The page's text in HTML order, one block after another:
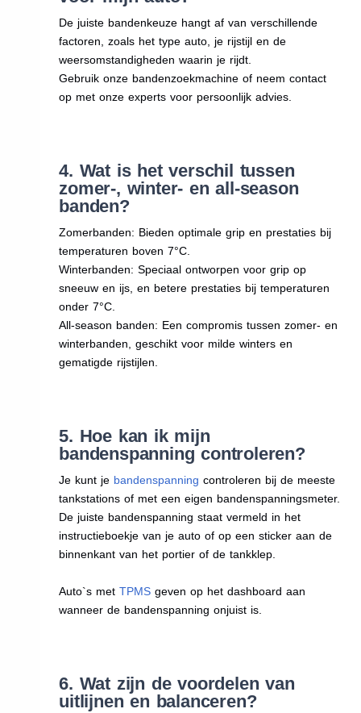
De juiste bandenkeuze hangt af van verschillende
factoren, zoals het type auto, je rijstijl en de
weersomstandigheden waarin je rijdt.
Gebruik onze bandenzoekmachine of neem contact
op met onze experts voor persoonlijk advies.
4. Wat is het verschil tussen
zomer-, winter- en all-season
banden?
Zomerbanden: Bieden optimale grip en prestaties bij
temperaturen boven 7°C.
Winterbanden: Speciaal ontworpen voor grip op
sneeuw en ijs, en betere prestaties bij temperaturen
onder 7°C.
All-season banden: Een compromis tussen zomer- en
winterbanden, geschikt voor milde winters en
gematigde rijstijlen.
5. Hoe kan ik mijn
bandenspanning controleren?
Je kunt je bandenspanning controleren bij de meeste
tankstations of met een eigen bandenspanningsmeter.
De juiste bandenspanning staat vermeld in het
instructieboekje van je auto of op een sticker aan de
binnenkant van het portier of de tankklep.
Auto`s metTPMS geven op het dashboard aan
wanneer de bandenspanning onjuist is.
6. Wat zijn de voordelen van
uitlijnen en balanceren?